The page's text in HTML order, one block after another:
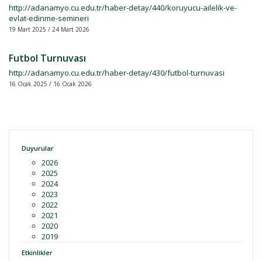
http://adanamyo.cu.edu.tr/haber-detay/440/koruyucu-ailelik-ve-
evlat-edinme-semineri
19 Mart 2025 / 24 Mart 2026
Futbol Turnuvası
http://adanamyo.cu.edu.tr/haber-detay/430/futbol-turnuvasi
16 Ocak 2025 / 16 Ocak 2026
Duyurular
2026
2025
2024
2023
2022
2021
2020
2019
Etkinlikler